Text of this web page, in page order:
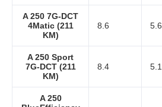
A 250 7G-DCT
4Matic (211
KM)
8.6 5.6
A 250 Sport
7G-DCT (211
KM)
8.4 5.1
A 250